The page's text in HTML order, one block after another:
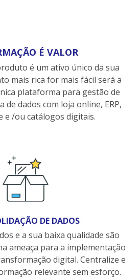
É VALOR
é um ativo único da sua
mais rica for mais fácil será a
plataforma para gestão de
dados com loja online, ERP,
e /ou catálogos digitais.
DE DADOS
e a sua baixa qualidade são
ameaça para a implementação
digital. Centralize e
relevante sem esforço.